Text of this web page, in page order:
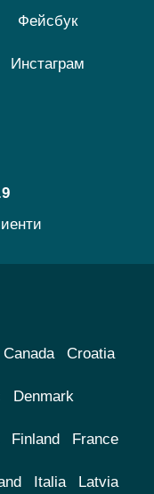
Фейсбук
Инстаграм
Canada Croatia
Denmark
Finland France
Italia Latvia